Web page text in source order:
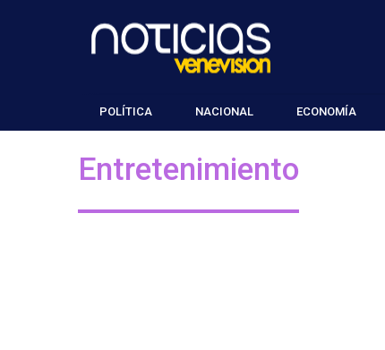
POLÍTICA NACIONAL ECONOMÍA
Entretenimiento